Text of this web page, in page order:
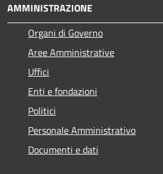
AMMINISTRAZIONE
Organi di Governo
Aree Amministrative
Uffici
Enti e fondazioni
Politici
Personale Amministrativo
Documenti e dati